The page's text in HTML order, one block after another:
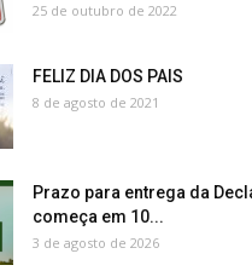
25 de outubro de 2022
FELIZ DIA DOS PAIS
8 de agosto de 2021
Prazo para entrega da
começa em 10...
3 de agosto de 2026